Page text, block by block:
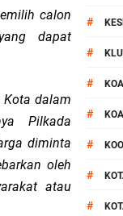
calon
dapat
Kota dalam
Pilkada
diminta
oleh
atau
#
# KLU
#
#
#
#
#